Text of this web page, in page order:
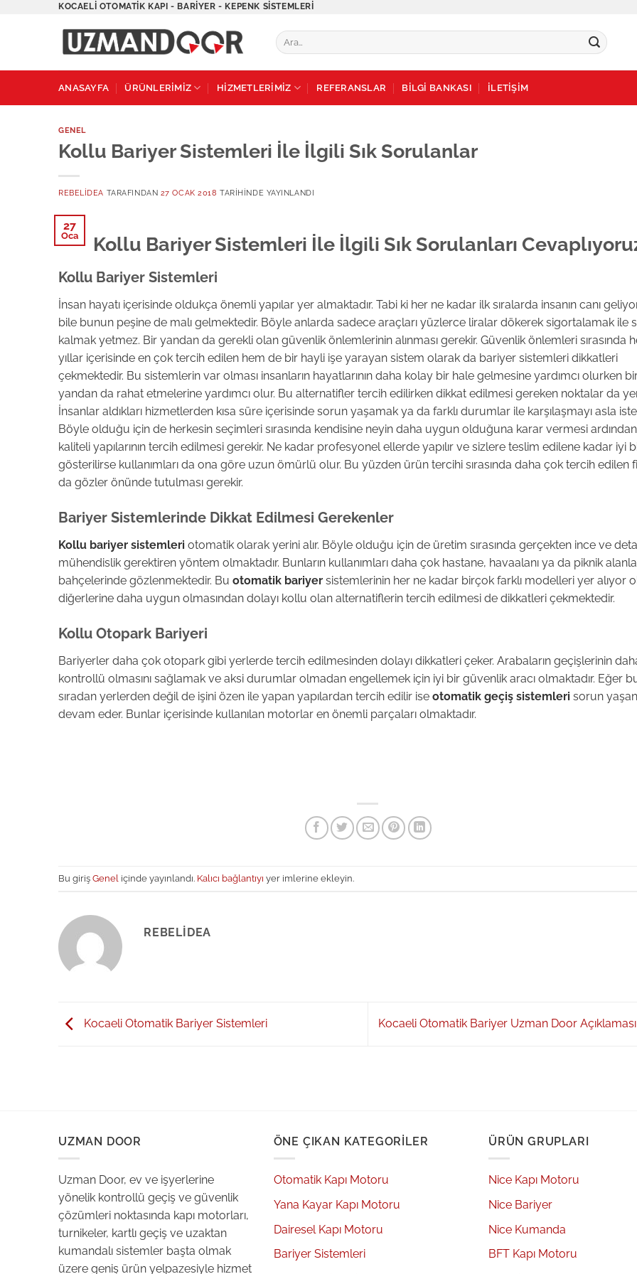
KOCAELI OTOMATIK KAPI - BARIYER - KEPENK SISTEMLERI
Ara:
ANASAYFA ÜRÜNLERİMİZ HİZMETLERİMİZ REFERANSLAR BİLGİ BANKASI İLETİŞİM
GENEL
Kollu Bariyer Sistemleri İle İlgili Sık Sorulanlar
REBELIDEA TARAFINDAN 27 OCAK 2018 TARIHINDE YAYINLANDI
27
Oca Kollu Bariyer Sistemleri İle İlgili Sık Sorulanları
Kollu Bariyer Sistemleri
İnsan hayatı içerisinde oldukça önemli yapılar yer almaktadır. Tabi ki her ne kadar ilk sıralarda insanın canı
bile bunun peşine de malı gelmektedir. Böyle anlarda sadece araçları yüzlerce liralar dökerek sigortalamak ile
kalmak yetmez. Bir yandan da gerekli olan güvenlik önlemlerinin alınması gerekir. Güvenlik önlemleri sırasında
yıllar içerisinde en çok tercih edilen hem de bir hayli işe yarayan sistem olarak da bariyer sistemleri dikkatleri
çekmektedir. Bu sistemlerin var olması insanların hayatlarının daha kolay bir hale gelmesine yardımcı olurken
yandan da rahat etmelerine yardımcı olur. Bu alternatifler tercih edilirken dikkat edilmesi gereken noktalar da yer
İnsanlar aldıkları hizmetlerden kısa süre içerisinde sorun yaşamak ya da farklı durumlar ile karşılaşmayı asla
Böyle olduğu için de herkesin seçimleri sırasında kendisine neyin daha uygun olduğuna karar vermesi
kaliteli yapılarının tercih edilmesi gerekir. Ne kadar profesyonel ellerde yapılır ve sizlere teslim edilene kadar iyi
gösterilirse kullanımları da ona göre uzun ömürlü olur. Bu yüzden ürün tercihi sırasında daha çok tercih edilen
da gözler önünde tutulması gerekir.
Bariyer Sistemlerinde Dikkat Edilmesi Gerekenler
Kollu bariyer sistemleri otomatik olarak yerini alır. Böyle olduğu için de üretim sırasında gerçekten ince ve
mühendislik gerektiren yöntem olmaktadır. Bunların kullanımları daha çok hastane, havaalanı ya da piknik
bahçelerinde gözlenmektedir. Bu otomatik bariyer sistemlerinin her ne kadar birçok farklı modelleri yer alıyor
diğerlerine daha uygun olmasından dolayı kollu olan alternatiflerin tercih edilmesi de dikkatleri çekmektedir.
Kollu Otopark Bariyeri
Bariyerler daha çok otopark gibi yerlerde tercih edilmesinden dolayı dikkatleri çeker. Arabaların geçişlerinin
kontrollü olmasını sağlamak ve aksi durumlar olmadan engellemek için iyi bir güvenlik aracı olmaktadır. Eğer
sıradan yerlerden değil de işini özen ile yapan yapılardan tercih edilir ise otomatik geçiş sistemleri sorun
devam eder. Bunlar içerisinde kullanılan motorlar en önemli parçaları olmaktadır.
Bu giriş Genel içinde yayınlandı. Kalıcı bağlantıyı yer imlerine ekleyin.
REBELIDEA
Kocaeli Otomatik Bariyer Sistemleri Kocaeli Otomatik Bariyer Uzman Door
UZMAN DOOR
Uzman Door, ev ve işyerlerine
yönelik kontrollü geçiş ve güvenlik
çözümleri noktasında kapı motorları,
turnikeler, kartlı geçiş ve uzaktan
kumandalı sistemler başta olmak
üzere geniş ürün yelpazesiyle hizmet
ÖNE ÇIKAN KATEGORILER
Otomatik Kapı Motoru
Yana Kayar Kapı Motoru
Dairesel Kapı Motoru
Bariyer Sistemleri
ÜRÜN GRUPLARI
Nice Kapı Motoru
Nice Bariyer
Nice Kumanda
BFT Kapı Motoru